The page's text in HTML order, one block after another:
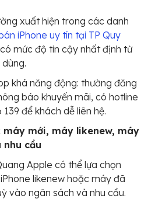
xuất hiện trong các danh
iPhone uy tín tại TP Quy
mức độ tin cậy nhất định từ
khá năng động: thường đăng
báo khuyến mãi, có hotline
để khách dễ liên hệ.
máy mới, máy likenew, máy
cầu
Apple có thể lựa chọn
likenew hoặc máy đã
vào ngân sách và nhu cầu.